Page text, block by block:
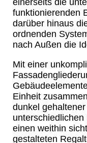
funktionierenden
darüber hinaus
ordnenden
nach Außen die
Mit einer
Einheit
dunkel
einen weithin
gestalteten